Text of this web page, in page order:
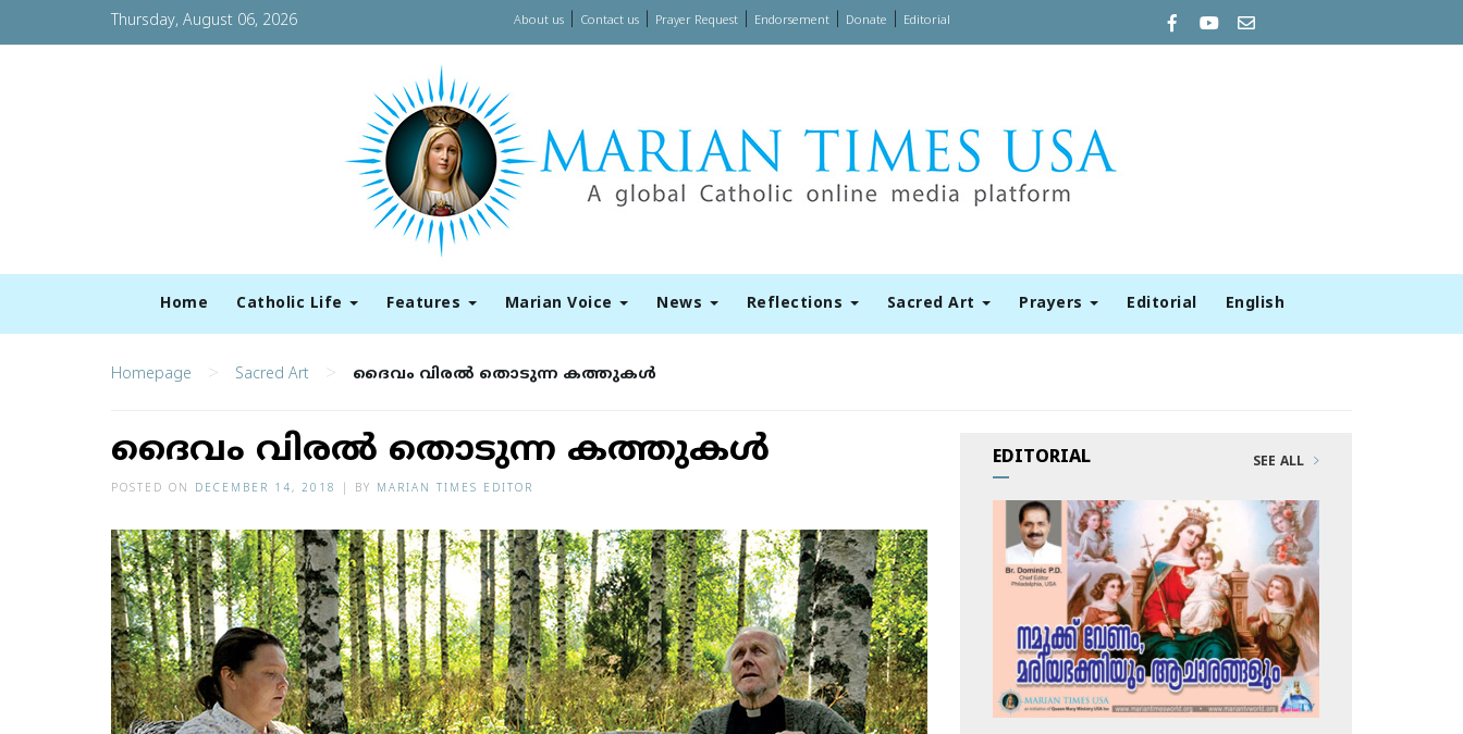
Thursday, August 06, 2026 About us| Contact us| Prayer Request| Endorsement| Donate Editorial
Home Catholic Life Features Marian Voice News Reflections Sacred Art Prayers Editorial English
Homepage > Sacred Art > ദൈവം വിരല്‍ തൊടുന്ന കത്തുകള്‍
ദൈവം വിരല്‍ തൊടുന്ന കത്തുകള്‍
POSTED ON DECEMBER 14, 2018 BY MARIAN TIMES EDITOR
EDITORIAL SEE ALL